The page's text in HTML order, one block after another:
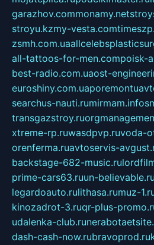
garazhov.commonamy.net
stroyu.kzmy-vesta.com
zsmh.com.ua
all-tattoos-for-men.compoisk-
best-radio.com.uaost-
euroshiny.com.ua
searchus-nauti.rumirmam.info
transgazstroy.ru
xtreme-rp.ruwasdpvp.ruvoda-
orenferma.ruavtoservis-
backstage-682-music.ru
prime-cars63.ruun-believable.ru
legardoauto.rulithasa.rumuz-
kinozadrot-3.ruqr-plus-
udalenka-club.ru
dash-cash-now.rubravoprod.ru